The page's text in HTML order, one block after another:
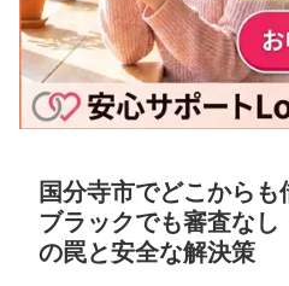
国分寺市でどこからも
ブラックでも審査な
の罠と安全な解決策